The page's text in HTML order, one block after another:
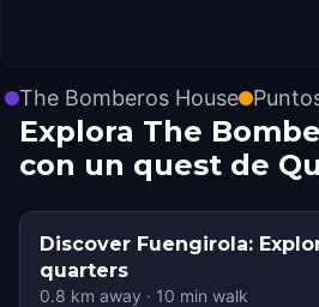
The Bomberos House
Explora The
con un quest de
Discover Fuengirola:
quarters
0.8 km away · 10 min walk